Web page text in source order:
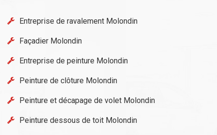
Entreprise de ravalement Molondin
Façadier Molondin
Entreprise de peinture Molondin
Peinture de clôture Molondin
Peinture et décapage de volet Molondin
Peinture dessous de toit Molondin